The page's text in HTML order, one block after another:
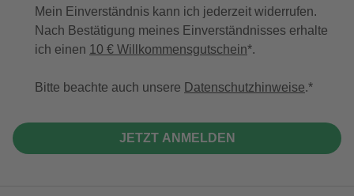
Mein Einverständnis kann ich jederzeit widerrufen.
Nach Bestätigung meines Einverständnisses erhalte
ich einen 10 € Willkommensgutschein*.
Bitte beachte auch unsere Datenschutzhinweise.
JETZT ANMELDEN